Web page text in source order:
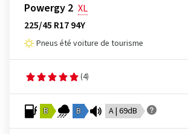
Powergy 2 XL
225/45 R17 94Y
Pneus été voiture de tourisme
(4)
B B A | 69dB